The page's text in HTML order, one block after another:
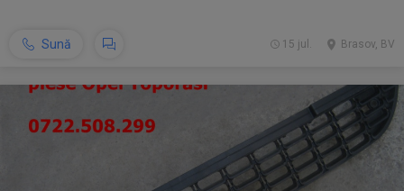
Sună Brasov, BV
15 jul.